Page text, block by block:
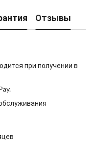
Отзывы
при получении в